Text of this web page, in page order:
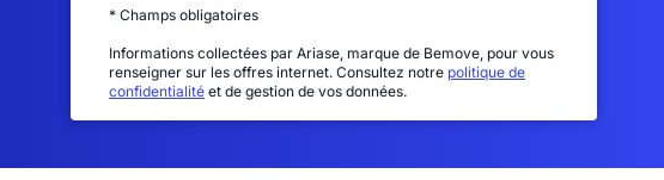
* Champs obligatoires
Informations collectées par Ariase, marque de Bemove, pour vous
renseigner sur les offres internet. Consultez notre politique de
confidentialité et de gestion de vos données.